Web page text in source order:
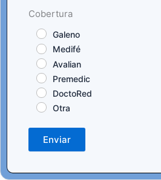
Cobertura
Galeno
Medifé
Avalian
Premedic
DoctoRed
Otra
Enviar